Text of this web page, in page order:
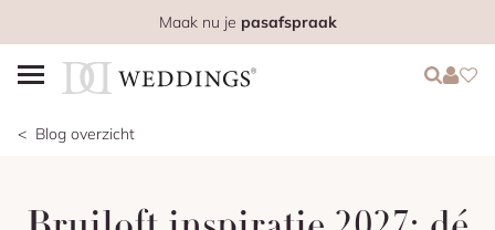
Maak nu je pasafspraak
Login
Login
Blog overzicht